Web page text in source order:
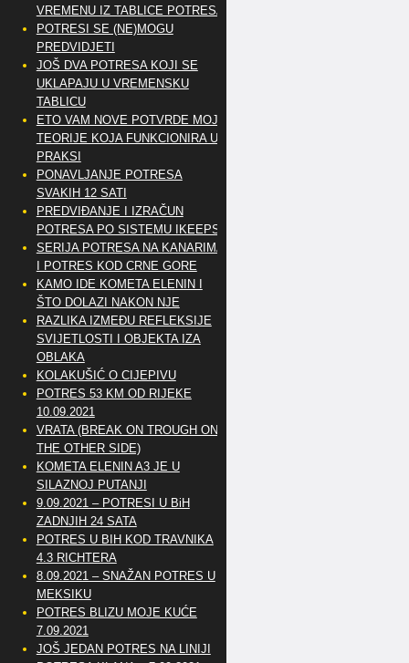
VREMENU IZ TABLICE POTRESA
POTRESI SE (NE)MOGU
PREDVIDJETI
JOŠ DVA POTRESA KOJI SE
UKLAPAJU U VREMENSKU
TABLICU
ETO VAM NOVE POTVRDE MOJE
TEORIJE KOJA FUNKCIONIRA U
PRAKSI
PONAVLJANJE POTRESA
SVAKIH 12 SATI
PREDVIĐANJE I IZRAČUN
POTRESA PO SISTEMU IKEEPS
SERIJA POTRESA NA KANARIMA
I POTRES KOD CRNE GORE
KAMO IDE KOMETA ELENIN I
ŠTO DOLAZI NAKON NJE
RAZLIKA IZMEĐU REFLEKSIJE
SVIJETLOSTI I OBJEKTA IZA
OBLAKA
KOLAKUŠIĆ O CIJEPIVU
POTRES 53 KM OD RIJEKE
10.09.2021
VRATA (BREAK ON TROUGH ON
THE OTHER SIDE)
KOMETA ELENIN A3 JE U
SILAZNOJ PUTANJI
9.09.2021 – POTRESI U BiH
ZADNJIH 24 SATA
POTRES U BIH KOD TRAVNIKA
4.3 RICHTERA
8.09.2021 – SNAŽAN POTRES U
MEKSIKU
POTRES BLIZU MOJE KUĆE
7.09.2021
JOŠ JEDAN POTRES NA LINIJI